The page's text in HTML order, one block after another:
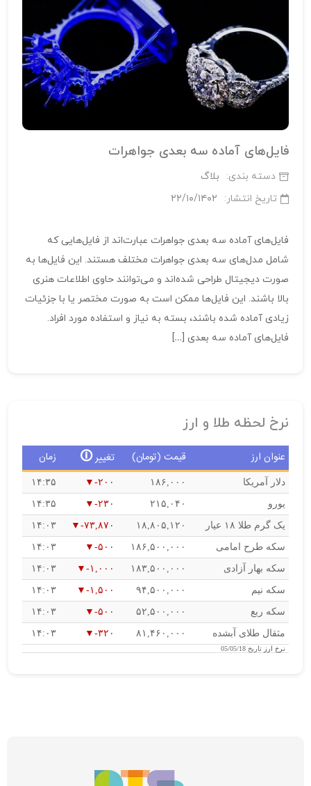
فایل‌های آماده سه بعدی جواهرات
دسته بندی:
بلاگ
تاریخ انتشار:
۲۲/۱۰/۱۴۰۲
فایل‌های آماده سه بعدی جواهرات عبارت‌اند از فایل‌هایی که
شامل مدل‌های سه بعدی جواهرات مختلف هستند. این فایل‌ها به
صورت دیجیتال طراحی شده‌اند و می‌توانند حاوی اطلاعات هنری
بالا باشند. این فایل‌ها ممکن است به صورت مختصر یا با جزئیات
زیادی آماده شده باشند، بسته به نیاز و استفاده مورد افراد.
فایل‌های آماده سه بعدی […]
نرخ لحظه طلا و ارز
عنوان ارز قیمت (تومان) تغییر🛈 زمان
دلار آمریکا ۱۸۶,۰۰۰ -۲۰۰ ۱۴:۳۵
یورو ۲۱۵,۰۴۰ -۲۳۰ ۱۴:۳۵
یک گرم طلا ۱۸ عیار ۱۸,۸۰۵,۱۲۰ -۷۳,۸۷۰ ۱۴:۰۳
سکه طرح امامی ۱۸۶,۵۰۰,۰۰۰ -۵۰۰ ۱۴:۰۳
سکه بهار آزادی ۱۸۳,۵۰۰,۰۰۰ -۱,۰۰۰ ۱۴:۰۳
سکه نیم ۹۴,۵۰۰,۰۰۰ -۱,۵۰۰ ۱۴:۰۳
سکه ربع ۵۲,۵۰۰,۰۰۰ -۵۰۰ ۱۴:۰۳
مثقال طلای آبشده ۸۱,۴۶۰,۰۰۰ -۳۲۰ ۱۴:۰۳
نرخ ارز تاریخ 05/05/18